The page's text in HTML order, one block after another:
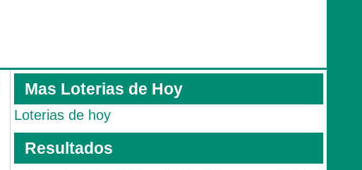
Mas Loterias de Hoy
Loterias de hoy
Resultados